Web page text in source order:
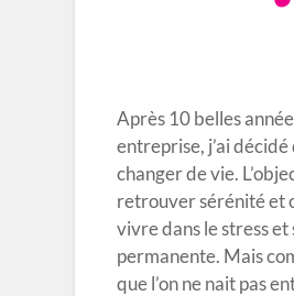
Après 10 belles
entreprise, j’ai
changer de vie.
retrouver sérénité et
vivre dans le stress et
permanente. Mais
que l’on ne nait pas